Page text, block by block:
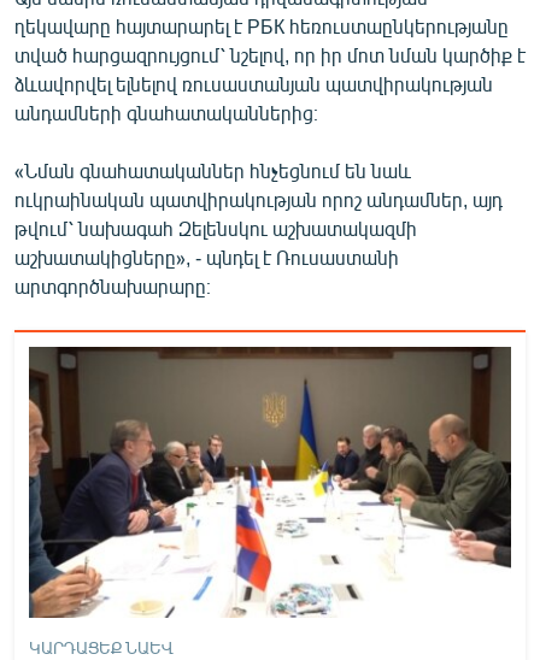
ՁԳՏԵԼՈՎ ԼԱՎԱԳՈՒՅՆԻՆ
ՓՈԴՔԱՍԹ
Հայերեն
English
Русский
ՀԵՏԵՎԵՔ ՄԵԶ
«Ազատության» բոլոր կայքերը
ղեկավարը հայտարարել է РБК հեռուստաընկերությանը
տված հարցազրույցում՝ նշելով, որ իր մոտ նման կարծիք է
ձևավորվել ելնելով ռուսաստանյան պատվիրակության
անդամների գնահատականներից։
«Նման գնահատականներ հնչեցնում են նաև
ուկրաինական պատվիրակության որոշ անդամներ, այդ
թվում՝ նախագահ Զելենսկու աշխատակազմի
աշխատակիցները», - պնդել է Ռուսաստանի
արտգործնախարարը։
ԿԱՐԴԱՑԵՔ ՆԱԵՎ